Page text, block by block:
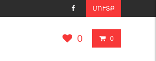
ՄՈՒՏՔ
0 0